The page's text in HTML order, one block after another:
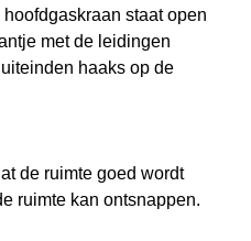
staat open
met de leidingen
haaks op de
de ruimte goed wordt
ruimte kan ontsnappen.